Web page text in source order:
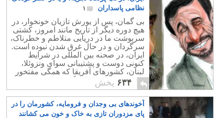
نظامی پاسداران
۱
بی گمان، پس از یورش تازیان خونخوار، در
هیچ دوره دیگر از تاریخ مانند امروز، کشتی
سربوشت ما در دریایی متلاطم و خطرناک،
سرگردان و در حال غرق شدن نبوده است.
ایران، در صحنه بین المللی در شرایط
کنونی دوست و پشتیبانی سوای ونزوئلا،
لبنان، کشورهای آفریقا که همگی مفتخور
و سودجویند دوست دیگری ندارد.
۶۳۴ پخش
آخوندهای بی وجدان و فرومایه، کشورمان را در
پای مزدوران تازی به خاک و خون می کشانند